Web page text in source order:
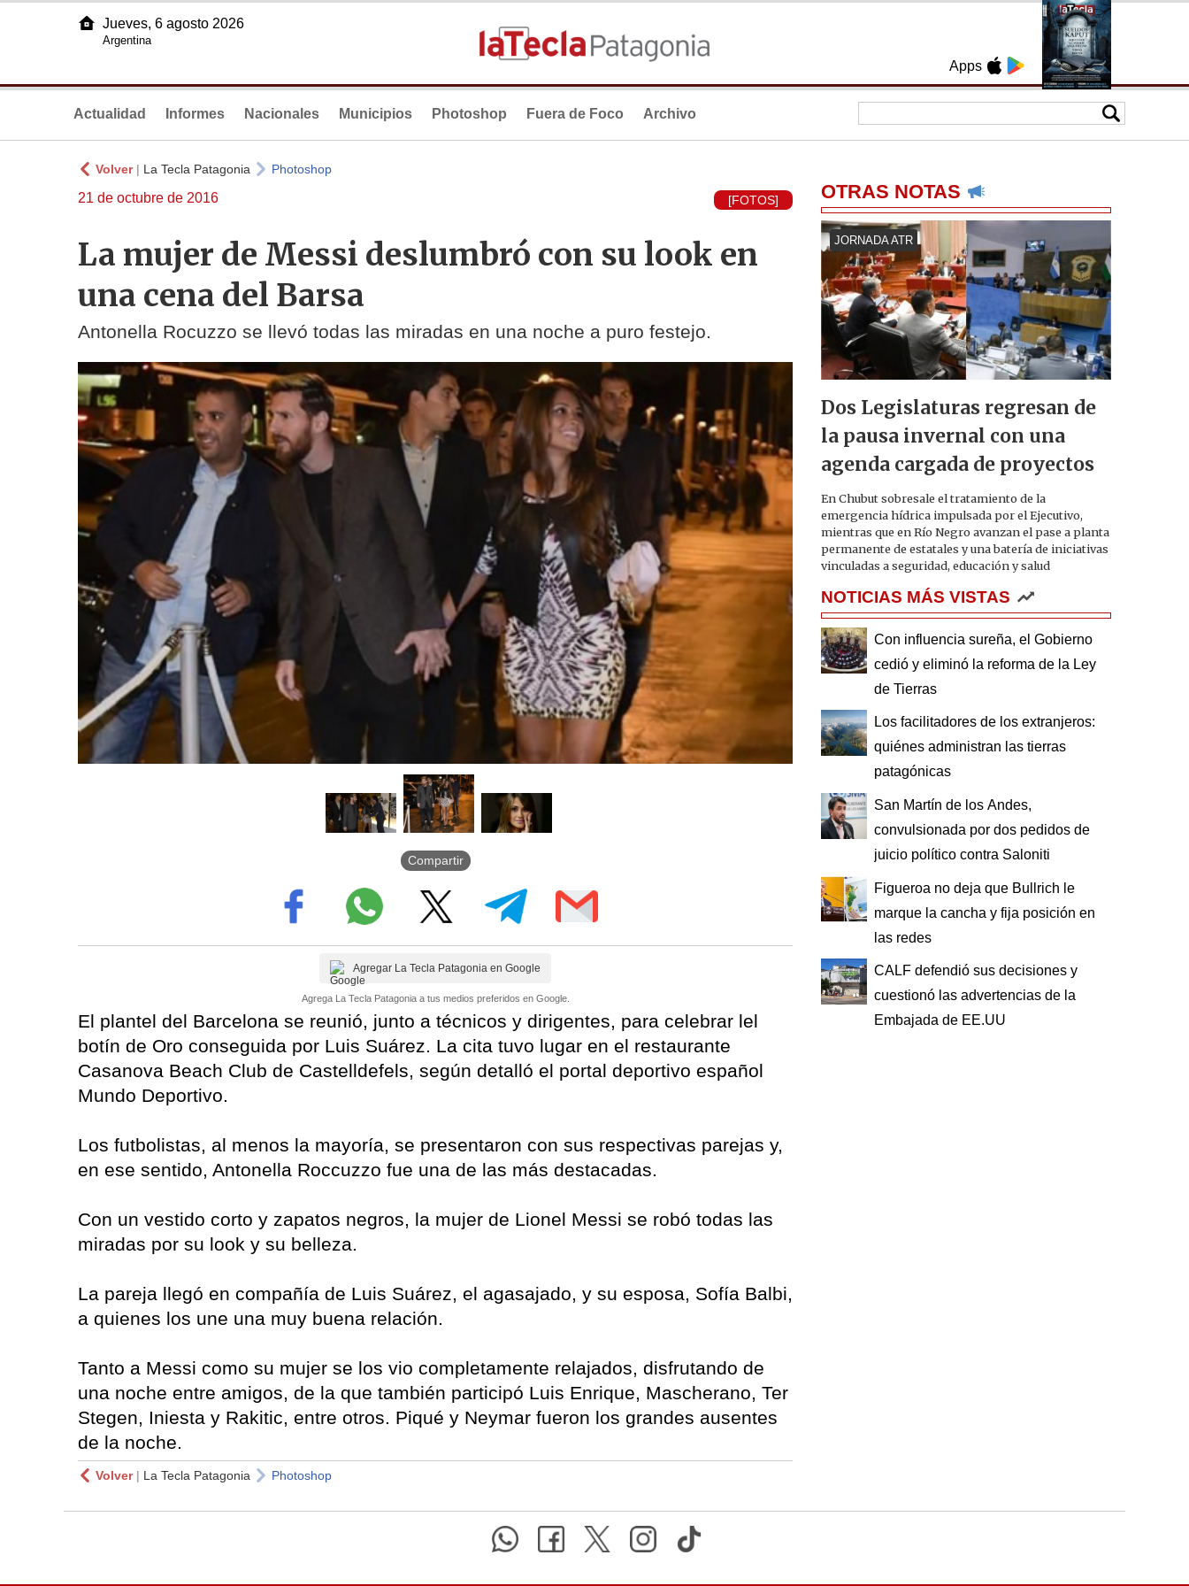
Apps
Jueves, 6 agosto 2026
Argentina
Actualidad Informes Nacionales Municipios Photoshop Fuera de Foco Archivo
Volver| La Tecla Patagonia Photoshop
21 de octubre de 2016 [FOTOS]
La mujer de Messi deslumbró con su look en
una cena del Barsa
Antonella Rocuzzo se llevó todas las miradas en una noche a puro festejo.
Compartir
Agregar La Tecla Patagonia en Google
Agrega La Tecla Patagonia a tus medios preferidos en Google.
El plantel del Barcelona se reunió, junto a técnicos y dirigentes, para celebrar lel
botín de Oro conseguida por Luis Suárez. La cita tuvo lugar en el restaurante
Casanova Beach Club de Castelldefels, según detalló el portal deportivo español
Mundo Deportivo.
Los futbolistas, al menos la mayoría, se presentaron con sus respectivas parejas y,
en ese sentido, Antonella Roccuzzo fue una de las más destacadas.
Con un vestido corto y zapatos negros, la mujer de Lionel Messi se robó todas las
miradas por su look y su belleza.
La pareja llegó en compañía de Luis Suárez, el agasajado, y su esposa, Sofía Balbi,
a quienes los une una muy buena relación.
Tanto a Messi como su mujer se los vio completamente relajados, disfrutando de
una noche entre amigos, de la que también participó Luis Enrique, Mascherano, Ter
Stegen, Iniesta y Rakitic, entre otros. Piqué y Neymar fueron los grandes ausentes
de la noche.
Volver| La Tecla Patagonia Photoshop
OTRAS NOTAS
JORNADA ATR
Dos Legislaturas regresan de
la pausa invernal con una
agenda cargada de proyectos
En Chubut sobresale el tratamiento de la
emergencia hídrica impulsada por el Ejecutivo,
mientras que en Río Negro avanzan el pase a planta
permanente de estatales y una batería de iniciativas
vinculadas a seguridad, educación y salud
NOTICIAS MÁS VISTAS
Con influencia sureña, el Gobierno
cedió y eliminó la reforma de la Ley
de Tierras
Los facilitadores de los extranjeros:
quiénes administran las tierras
patagónicas
San Martín de los Andes,
convulsionada por dos pedidos de
juicio político contra Saloniti
Figueroa no deja que Bullrich le
marque la cancha y fija posición en
las redes
CALF defendió sus decisiones y
cuestionó las advertencias de la
Embajada de EE.UU